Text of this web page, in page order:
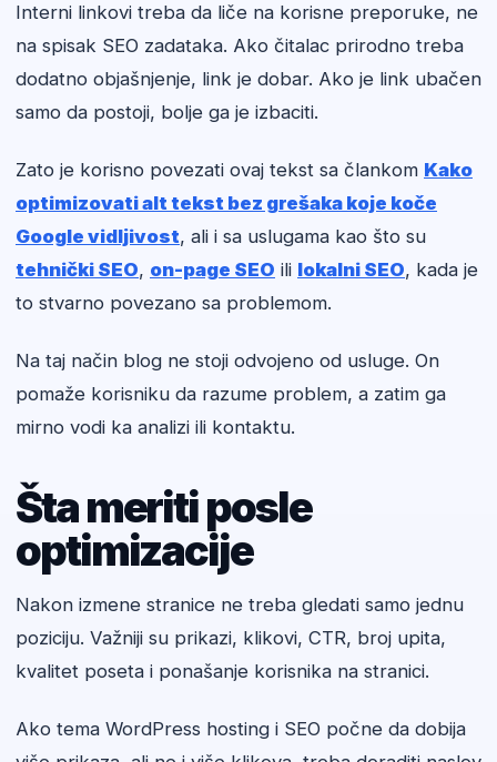
Interni linkovi treba da liče na korisne preporuke, ne
na spisak SEO zadataka. Ako čitalac prirodno treba
dodatno objašnjenje, link je dobar. Ako je link ubačen
samo da postoji, bolje ga je izbaciti.
Zato je korisno povezati ovaj tekst sa člankom Kako
optimizovati alt tekst bez grešaka koje koče
Google vidljivost, ali i sa uslugama kao što su
tehnički SEO, on-page SEO ili lokalni SEO, kada je
to stvarno povezano sa problemom.
Na taj način blog ne stoji odvojeno od usluge. On
pomaže korisniku da razume problem, a zatim ga
mirno vodi ka analizi ili kontaktu.
Šta meriti posle
optimizacije
Nakon izmene stranice ne treba gledati samo jednu
poziciju. Važniji su prikazi, klikovi, CTR, broj upita,
kvalitet poseta i ponašanje korisnika na stranici.
Ako tema WordPress hosting i SEO počne da dobija